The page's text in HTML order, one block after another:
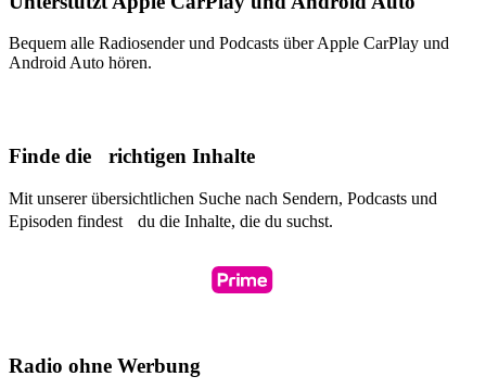
Bequem alle Radiosender und Podcasts über Apple CarPlay und
Android Auto hören.
Finde die richtigen Inhalte
Mit unserer übersichtlichen Suche nach Sendern, Podcasts und
Episoden findest du die Inhalte, die du suchst.
Radio ohne Werbung